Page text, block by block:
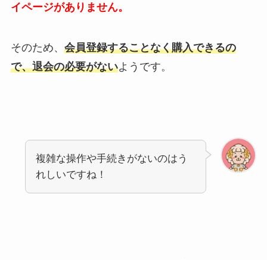
イページがありません。
そのため、 会員登録することなく購入できるの
で、退会の必要がないようです。
複雑な操作や手続きがないのはう
れしいですね！